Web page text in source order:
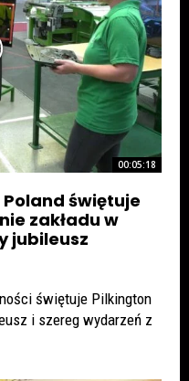
00:05:18
świętuje
zakładu w
jubileusz
świętuje Pilkington
i szereg wydarzeń z